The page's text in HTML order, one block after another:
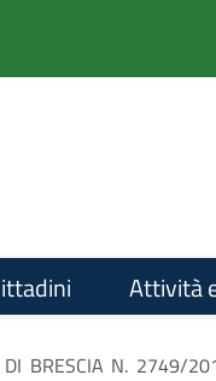
Attività
BRESCIA N. 2749/